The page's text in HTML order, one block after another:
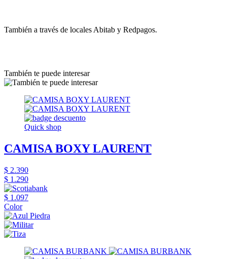
También a través de locales Abitab y Redpagos.
También te puede interesar
Quick shop
CAMISA BOXY LAURENT
$ 2.390
$ 1.290
$ 1.097
Color